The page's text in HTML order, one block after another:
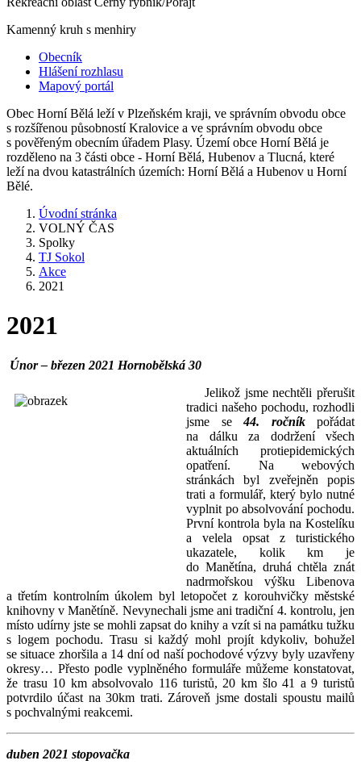
Kamenný kruh s menhiry
Obecník
Hlášení rozhlasu
Mapový portál
Obec Horní Bělá leží v Plzeňském kraji, ve správním obvodu obce
s rozšířenou působností Kralovice a ve správním obvodu obce
s pověřeným obecním úřadem Plasy. Území obce Horní Bělá je
rozděleno na 3 části obce - Horní Bělá, Hubenov a Tlucná, které
leží na dvou katastrálních územích: Horní Bělá a Hubenov u Horní
Bělé.
Úvodní stránka
VOLNÝ ČAS
Spolky
TJ Sokol
Akce
2021
2021
Únor – březen 2021 Hornobělská 30
Jelikož jsme nechtěli přerušit
tradici našeho pochodu, rozhodli
jsme se44. ročníkpořádat
na dálku za dodržení všech
aktuálních protiepidemických
opatření. Na webových
stránkách byl zveřejněn popis
trati a formulář, který bylo nutné
vyplnit po absolvování pochodu.
První kontrola byla na Kostelíku
a velela opsat z turistického
ukazatele, kolik km je
do Manětína, druhá chtěla znát
nadrmořskou výšku Libenova
a třetím kontrolním úkolem byl letopočet z korouhvičky městské
knihovny v Manětíně. Nevynechali jsme ani tradiční 4. kontrolu, jen
místo udírny jste se mohli zapsat do knihy a vzít si na památku tužku
s logem pochodu. Trasu si každý mohl projít kdykoliv, bohužel
se situace zhoršila a 14 dní od naší pochodové výzvy byly uzavřeny
okresy… Přesto podle vyplněného formuláře můžeme konstatovat,
že trasu 10 km absolvovalo 116 turistů, 20 km šlo 41 a 9 turistů
potvrdilo účast na 30km trati. Zároveň jsme dostali spoustu mailů
s pochvalnými reakcemi.
duben 2021 stopovačka